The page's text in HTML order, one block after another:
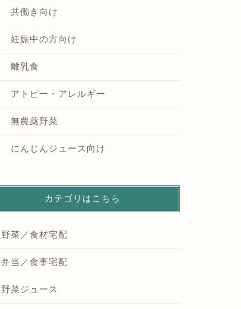
共働き向け
妊娠中の方向け
離乳食
アトピー・アレルギー
無農薬野菜
にんじんジュース向け
カテゴリはこちら
野菜／食材宅配
弁当／食事宅配
野菜ジュース